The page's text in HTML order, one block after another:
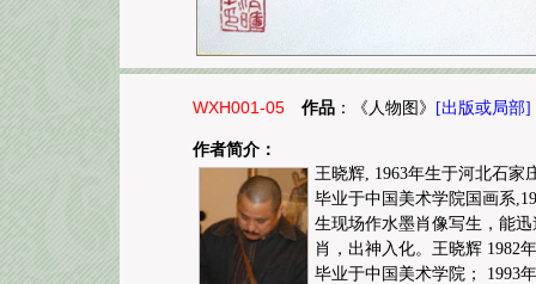
WXH001-05 作品：《人物图》 [出版或局部]
作者简介：
王晓辉, 1963年生于河北石家
毕业于中国美术学院国画系
生现场作水墨肖像写生，能
肖，出神入化。王晓辉 1982
毕业于中国美术学院； 1993